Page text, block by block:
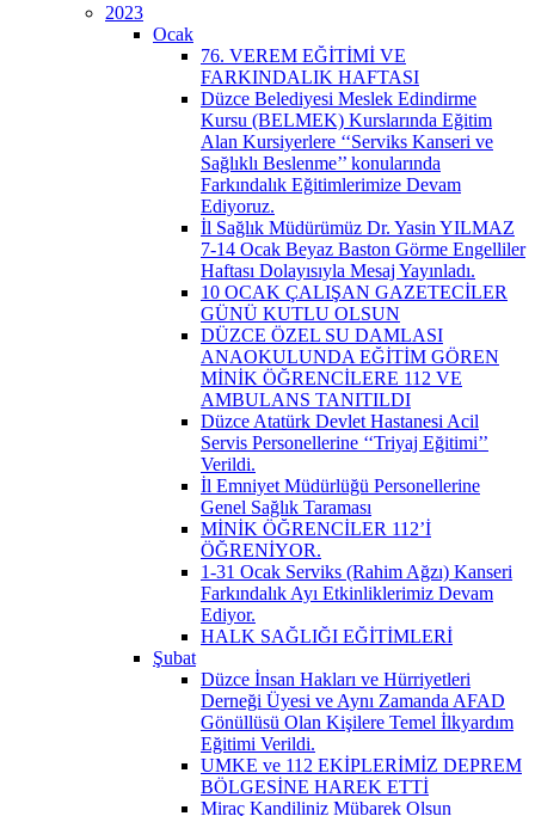
2023
Ocak
76. VEREM EĞİTİMİ VE
FARKINDALIK HAFTASI
Düzce Belediyesi Meslek Edindirme
Kursu (BELMEK) Kurslarında Eğitim
Alan Kursiyerlere ‘‘Serviks Kanseri ve
Sağlıklı Beslenme’’ konularında
Farkındalık Eğitimlerimize Devam
Ediyoruz.
İl Sağlık Müdürümüz Dr. Yasin YILMAZ
7-14 Ocak Beyaz Baston Görme Engelliler
Haftası Dolayısıyla Mesaj Yayınladı.
10 OCAK ÇALIŞAN GAZETECİLER
GÜNÜ KUTLU OLSUN
DÜZCE ÖZEL SU DAMLASI
ANAOKULUNDA EĞİTİM GÖREN
MİNİK ÖĞRENCİLERE 112 VE
AMBULANS TANITILDI
Düzce Atatürk Devlet Hastanesi Acil
Servis Personellerine ‘‘Triyaj Eğitimi’’
Verildi.
İl Emniyet Müdürlüğü Personellerine
Genel Sağlık Taraması
MİNİK ÖĞRENCİLER 112’İ
ÖĞRENİYOR.
1-31 Ocak Serviks (Rahim Ağzı) Kanseri
Farkındalık Ayı Etkinliklerimiz Devam
Ediyor.
HALK SAĞLIĞI EĞİTİMLERİ
Şubat
Düzce İnsan Hakları ve Hürriyetleri
Derneği Üyesi ve Aynı Zamanda AFAD
Gönüllüsü Olan Kişilere Temel İlkyardım
Eğitimi Verildi.
UMKE ve 112 EKİPLERİMİZ DEPREM
BÖLGESİNE HAREK ETTİ
Miraç Kandiliniz Mübarek Olsun